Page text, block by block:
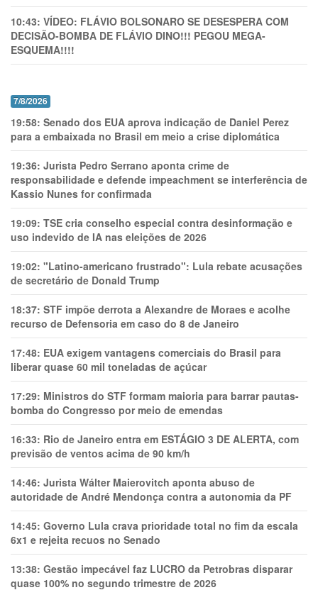
10:43: VÍDEO: FLÁVIO BOLSONARO SE DESESPERA COM
DECISÃO-BOMBA DE FLÁVIO DINO!!! PEGOU MEGA-
ESQUEMA!!!!
7/8/2026
19:58: Senado dos EUA aprova indicação de Daniel Perez
para a embaixada no Brasil em meio a crise diplomática
19:36: Jurista Pedro Serrano aponta crime de
responsabilidade e defende impeachment se interferência de
Kassio Nunes for confirmada
19:09: TSE cria conselho especial contra desinformação e
uso indevido de IA nas eleições de 2026
19:02: "Latino-americano frustrado": Lula rebate acusações
de secretário de Donald Trump
18:37: STF impõe derrota a Alexandre de Moraes e acolhe
recurso de Defensoria em caso do 8 de Janeiro
17:48: EUA exigem vantagens comerciais do Brasil para
liberar quase 60 mil toneladas de açúcar
17:29: Ministros do STF formam maioria para barrar pautas-
bomba do Congresso por meio de emendas
16:33: Rio de Janeiro entra em ESTÁGIO 3 DE ALERTA, com
previsão de ventos acima de 90 km/h
14:46: Jurista Wálter Maierovitch aponta abuso de
autoridade de André Mendonça contra a autonomia da PF
14:45: Governo Lula crava prioridade total no fim da escala
6x1 e rejeita recuos no Senado
13:38: Gestão impecável faz LUCRO da Petrobras disparar
quase 100% no segundo trimestre de 2026